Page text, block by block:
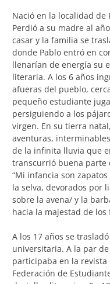
Nació en la localidad de
Perdió a su madre al
casar y la familia se
donde Pablo entró en
llenarían de energía su
literaria. A los 6 años
afueras del pueblo,
pequeño estudiante
persiguiendo a los
virgen. En su tierra
aventuras,
de la infinita lluvia que
transcurrió buena parte
“Mi infancia son
la selva, devorados por
sobre la avena/ y la
hacia la majestad de los
A los 17 años se
universitaria. A la par
participaba en la
Federación de